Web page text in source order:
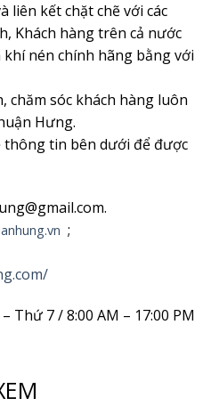
liên kết chặt chẽ với các
Khách hàng trên cả nước
nén chính hãng bằng với
chăm sóc khách hàng luôn
Hưng.
thông tin bên dưới để được
;
Thứ 7 / 8:00 AM – 17:00 PM